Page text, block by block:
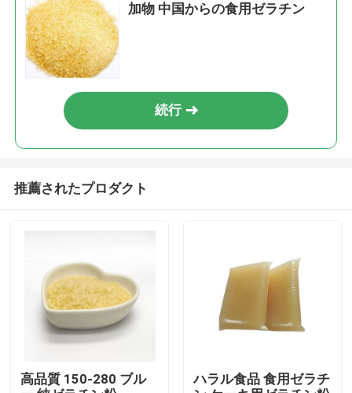
加物 中国からの食用ゼラチン
続行
推薦されたプロダクト
高品質 150-280 ブル
ハラル食品 食用ゼラチ